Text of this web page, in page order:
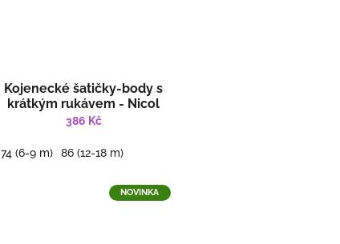
Kojenecké šatičky-body s
krátkým rukávem - Nicol
Viki
386 Kč
74 (6-9 m) 86 (12-18 m)
NOVINKA